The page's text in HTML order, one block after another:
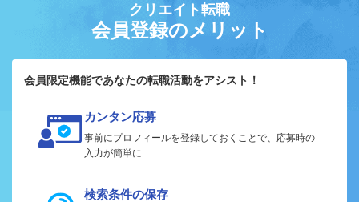
クリエイト転職
会員登録のメリット
会員限定機能であなたの転職活動をアシスト！
カンタン応募
事前にプロフィールを登録しておくことで、応募時の
入力が簡単に
検索条件の保存